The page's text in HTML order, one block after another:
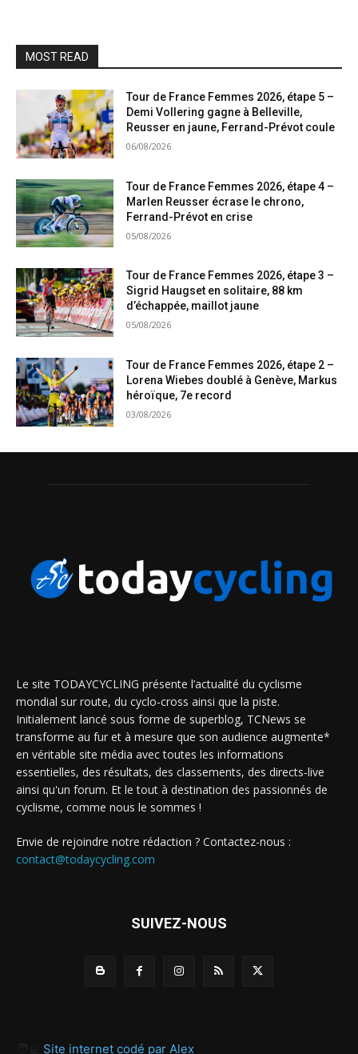
MOST READ
Tour de France Femmes 2026, étape 5 –
Demi Vollering gagne à Belleville,
Reusser en jaune, Ferrand-Prévot coule
06/08/2026
Tour de France Femmes 2026, étape 4 –
Marlen Reusser écrase le chrono,
Ferrand-Prévot en crise
05/08/2026
Tour de France Femmes 2026, étape 3 –
Sigrid Haugset en solitaire, 88 km
d’échappée, maillot jaune
05/08/2026
Tour de France Femmes 2026, étape 2 –
Lorena Wiebes doublé à Genève, Markus
héroïque, 7e record
03/08/2026
Le site TODAYCYCLING présente l’actualité du cyclisme
mondial sur route, du cyclo-cross ainsi que la piste.
Initialement lancé sous forme de superblog, TCNews se
transforme au fur et à mesure que son audience augmente*
en véritable site média avec toutes les informations
essentielles, des résultats, des classements, des directs-live
ainsi qu'un forum. Et le tout à destination des passionnés de
cyclisme, comme nous le sommes !
Envie de rejoindre notre rédaction ? Contactez-nous :
contact@todaycycling.com
SUIVEZ-NOUS
Site internet codé par Alex